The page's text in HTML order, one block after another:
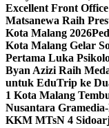
Excellent Front
Matsanewa Raih
Kota Malang 2026
Kota Malang Gelar
Pertama Luka
Byan Azizi Raih
untuk EduTrip ke
1 Kota Malang
Nusantara
KKM MTsN 4